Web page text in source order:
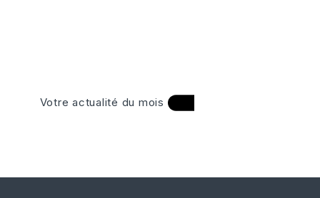
Votre actualité du mois